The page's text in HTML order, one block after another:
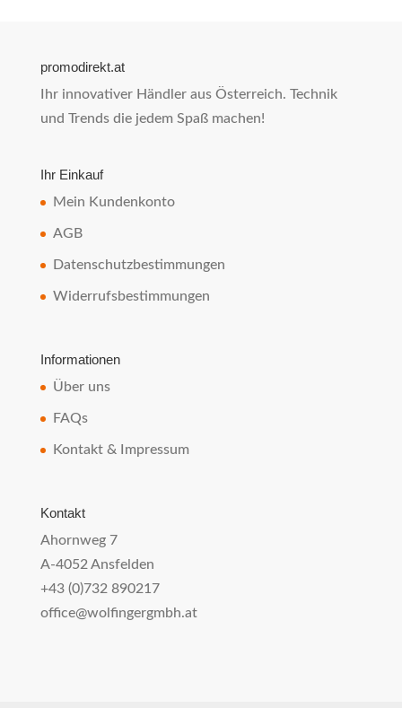
promodirekt.at
Ihr innovativer Händler aus Österreich. Technik
und Trends die jedem Spaß machen!
Ihr Einkauf
Mein Kundenkonto
AGB
Datenschutzbestimmungen
Widerrufsbestimmungen
Informationen
Über uns
FAQs
Kontakt & Impressum
Kontakt
Ahornweg 7
A-4052 Ansfelden
+43 (0)732 890217
office@wolfingergmbh.at